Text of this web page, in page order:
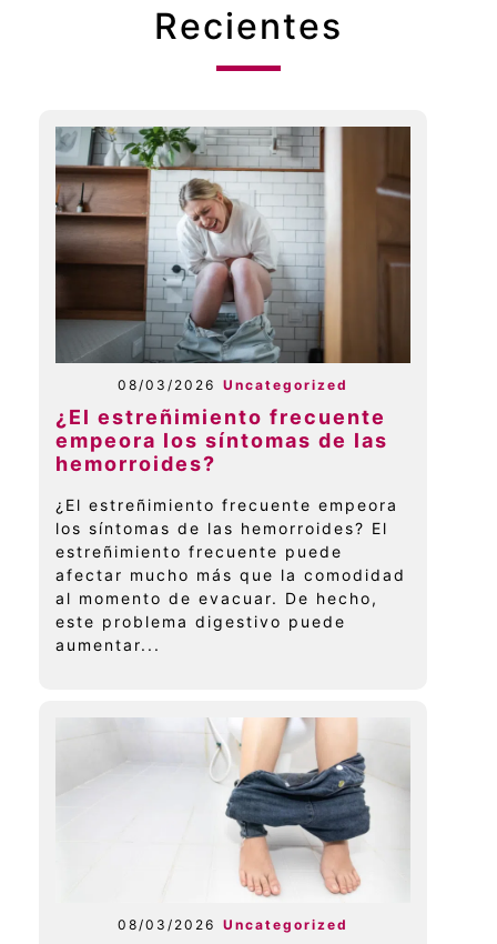
Recientes
08/03/2026 Uncategorized
¿El estreñimiento frecuente
empeora los síntomas de las
hemorroides?
¿El estreñimiento frecuente empeora
los síntomas de las hemorroides? El
estreñimiento frecuente puede
afectar mucho más que la comodidad
al momento de evacuar. De hecho,
este problema digestivo puede
aumentar...
08/03/2026 Uncategorized